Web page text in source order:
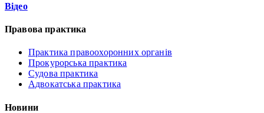
Відео
Правова практика
Практика правоохоронних органів
Прокурорська практика
Судова практика
Адвокатська практика
Новини